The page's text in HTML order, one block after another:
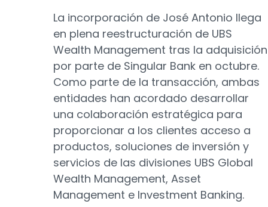
La incorporación de José Antonio llega
en plena reestructuración de UBS
Wealth Management tras la adquisición
por parte de Singular Bank en octubre.
Como parte de la transacción, ambas
entidades han acordado desarrollar
una colaboración estratégica para
proporcionar a los clientes acceso a
productos, soluciones de inversión y
servicios de las divisiones UBS Global
Wealth Management, Asset
Management e Investment Banking.